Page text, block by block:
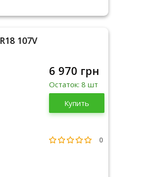
107V
Германия
2026
6 970 грн
Остаток: 8 шт
Купить
0